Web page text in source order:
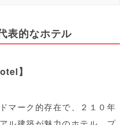
表的なホテル
】
マーク的存在で、２１０年